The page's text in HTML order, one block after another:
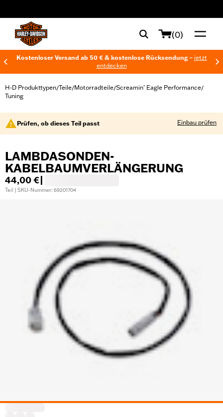
(0)
Kostenloser Versand ab 50 € & kostenlose Rücksendung – jetzt
entdecken
H-D Produkttypen/Teile/Motorradteile/Screamin’ Eagle Performance/
Tuning
Prüfen, ob dieses Teil passt Einbau prüfen
LAMBDASONDEN-
KABELBAUMVERLÄNGERUNG
44,00 €
Teil | SKU-Nummer: 69201704